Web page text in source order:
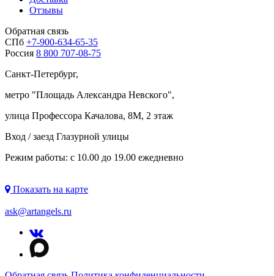
Отзывы
Обратная связь
СПб +7-900-634-65-35
Россия 8 800 707-08-75
Санкт-Петербург,
метро "Площадь Александра Невского",
улица Профессора Качалова, 8М, 2 этаж
Вход / заезд Глазурной улицы
Режим работы: с 10.00 до 19.00 ежедневно
Показать на карте
ask@artangels.ru